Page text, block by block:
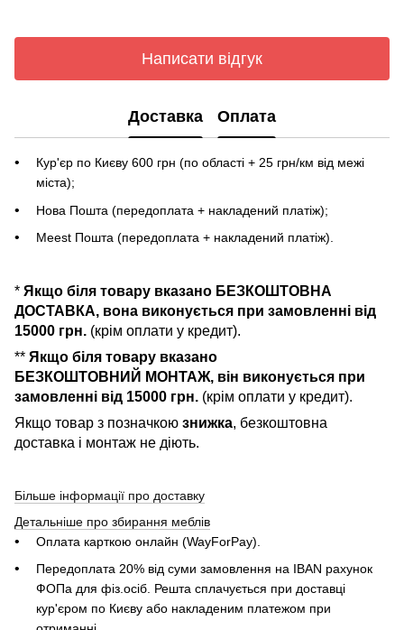
Написати відгук
Доставка Оплата
Кур'єр по Києву 600 грн (по області + 25 грн/км від межі
міста);
Нова Пошта (передоплата + накладений платіж);
Meest Пошта (передоплата + накладений платіж).
* Якщо біля товару вказано БЕЗКОШТОВНА
ДОСТАВКА, вона виконується при замовленні від
15000 грн. (крім оплати у кредит).
** Якщо біля товару вказано
БЕЗКОШТОВНИЙ МОНТАЖ, він виконується при
замовленні від 15000 грн. (крім оплати у кредит).
Якщо товар з позначкою знижка, безкоштовна
доставка і монтаж не діють.
Більше інформації про доставку
Детальніше про збирання меблів
Оплата карткою онлайн (WayForPay).
Передоплата 20% від суми замовлення на IBAN рахунок
ФОПа для фіз.осіб. Решта сплачується при доставці
кур'єром по Києву або накладеним платежом при